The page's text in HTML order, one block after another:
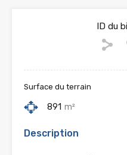
ID du
Surface du terrain
891 m²
Description